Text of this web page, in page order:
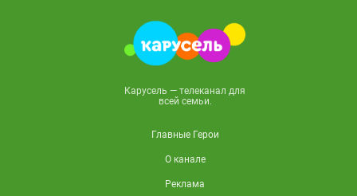
Карусель — телеканал для
всей семьи.
Главные Герои
О канале
Реклама